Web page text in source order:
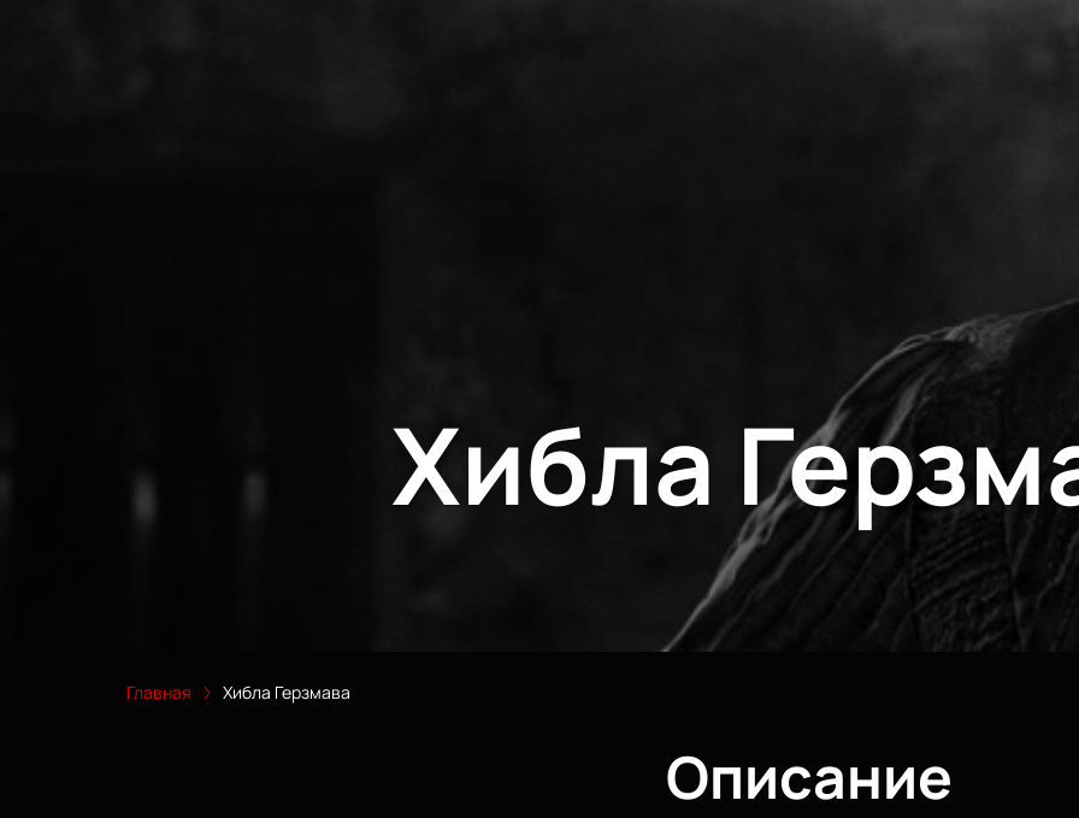
Хибла
Главная Хибла Герзмава
Описание